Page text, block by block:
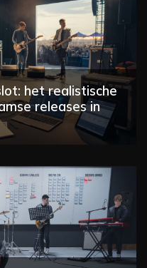
het realistische
releases in